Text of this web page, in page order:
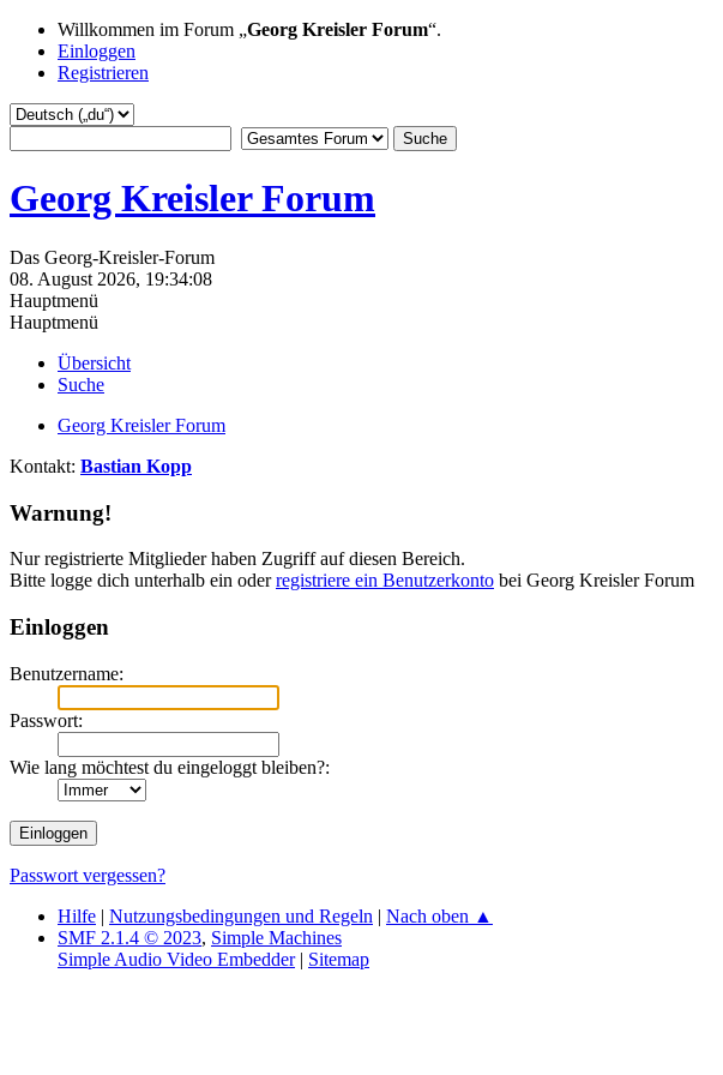
Willkommen im Forum „Georg Kreisler Forum“.
Einloggen
Registrieren
Georg Kreisler Forum
Das Georg-Kreisler-Forum
08. August 2026, 19:34:08
Hauptmenü
Hauptmenü
Übersicht
Suche
Georg Kreisler Forum
Kontakt: Bastian Kopp
Warnung!
Nur registrierte Mitglieder haben Zugriff auf diesen Bereich.
Bitte logge dich unterhalb ein oderregistriere ein Benutzerkonto bei Georg Kreisler Forum
Einloggen
Benutzername:
Passwort:
Wie lang möchtest du eingeloggt bleiben?:
Passwort vergessen?
Hilfe | Nutzungsbedingungen und Regeln | Nach oben ▲
SMF 2.1.4 © 2023, Simple Machines
Simple Audio Video Embedder| Sitemap